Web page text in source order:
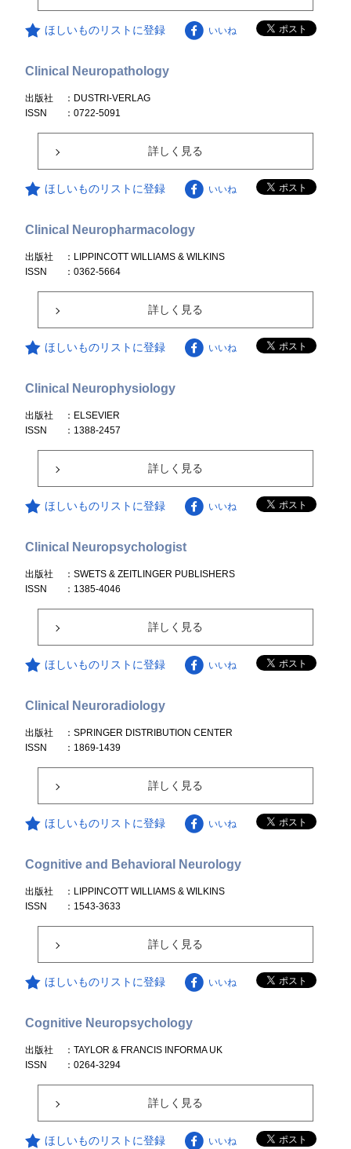
ほしいものリストに登録 いいね
Clinical Neuropathology
出版社
：DUSTRI-VERLAG
ISSN
：0722-5091
詳しく見る
ほしいものリストに登録 いいね
Clinical Neuropharmacology
出版社
：LIPPINCOTT WILLIAMS & WILKINS
ISSN
：0362-5664
詳しく見る
ほしいものリストに登録 いいね
Clinical Neurophysiology
出版社
：ELSEVIER
ISSN
：1388-2457
詳しく見る
ほしいものリストに登録 いいね
Clinical Neuropsychologist
出版社
：SWETS & ZEITLINGER PUBLISHERS
ISSN
：1385-4046
詳しく見る
ほしいものリストに登録 いいね
Clinical Neuroradiology
出版社
：SPRINGER DISTRIBUTION CENTER
ISSN
：1869-1439
詳しく見る
ほしいものリストに登録 いいね
Cognitive and Behavioral Neurology
出版社
：LIPPINCOTT WILLIAMS & WILKINS
ISSN
：1543-3633
詳しく見る
ほしいものリストに登録 いいね
Cognitive Neuropsychology
出版社
：TAYLOR & FRANCIS INFORMA UK
ISSN
：0264-3294
詳しく見る
ほしいものリストに登録 いいね